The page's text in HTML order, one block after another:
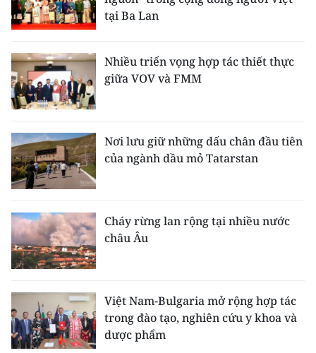
tại Ba Lan
Nhiều triển vọng hợp tác thiết thực
giữa VOV và FMM
Nơi lưu giữ những dấu chân đầu tiên
của ngành dầu mỏ Tatarstan
Cháy rừng lan rộng tại nhiều nước
châu Âu
Việt Nam-Bulgaria mở rộng hợp tác
trong đào tạo, nghiên cứu y khoa và
dược phẩm